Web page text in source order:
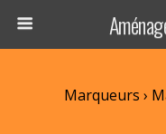
Marqueurs ›